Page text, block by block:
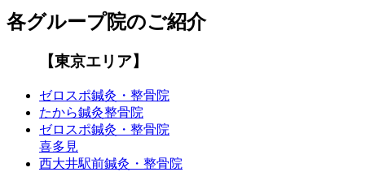
各グループ院のご紹介
【東京エリア】
ゼロスポ鍼灸・整骨院
たから鍼灸整骨院
ゼロスポ鍼灸・整骨院
喜多見
西大井駅前鍼灸・整骨院